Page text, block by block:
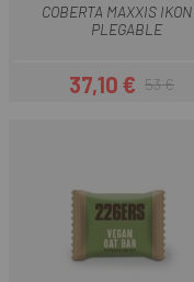
COBERTA MAXXIS
PLEGABLE
Preu
37,10 €Preu
53 €